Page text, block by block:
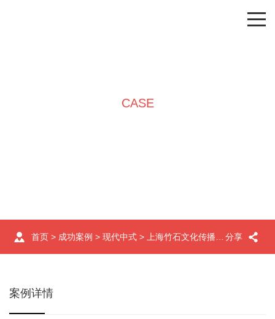
CASE
分享
首页 > 成功案例 > 现代中式 > 上海竹石文化传播有限公司办公室装修
案例详情